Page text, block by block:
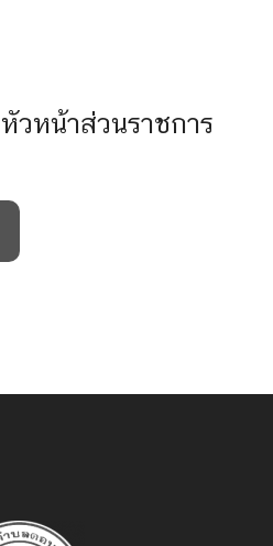
วหน้าส่วนราชการ